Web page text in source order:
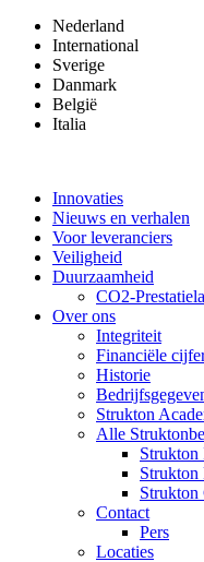
Nederland
International
Sverige
Danmark
België
Italia
Innovaties
Nieuws en verhalen
Voor leveranciers
Veiligheid
Duurzaamheid
CO2-
Over ons
Integriteit
Financiële
Historie
Strukton
Alle
Strukton
Strukton
Strukton
Contact
Pers
Locaties